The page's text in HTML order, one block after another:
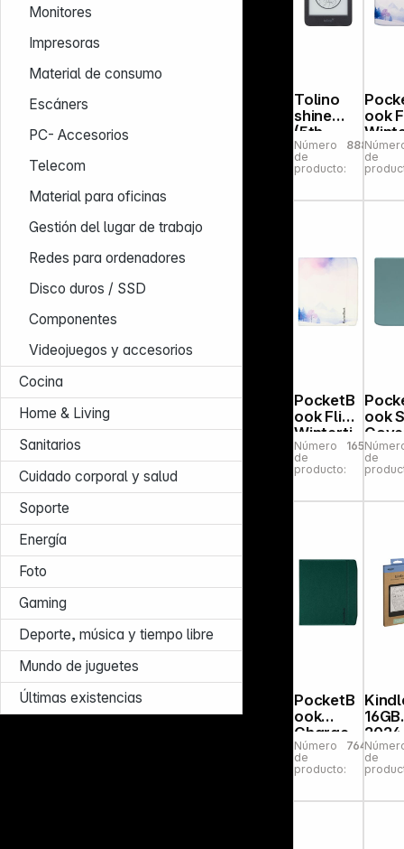
Monitores
Impresoras
Material de consumo
Escáners
PC- Accesorios
Telecom
Material para oficinas
Gestión del lugar de trabajo
Redes para ordenadores
Disco duros / SSD
Componentes
Videojuegos y accesorios
Cocina
Home & Living
Sanitarios
Cuidado corporal y salud
Soporte
Energía
Foto
Gaming
Deporte, música y tiempo libre
Mundo de juguetes
Últimas existencias
Tolino
shine
(5th
Generati
on)
Número
de
producto:
888974
ook
me
de
PocketB
ook Flip
Winterti
me Print
para Era
/ Era
Color
Número
de
producto:
165274
ook
ent
Strap
Sage
de
PocketB
ook
Charge -
Fresh
Green
Cover
for Era
Número
de
producto:
764080
16GB
2024
with
de